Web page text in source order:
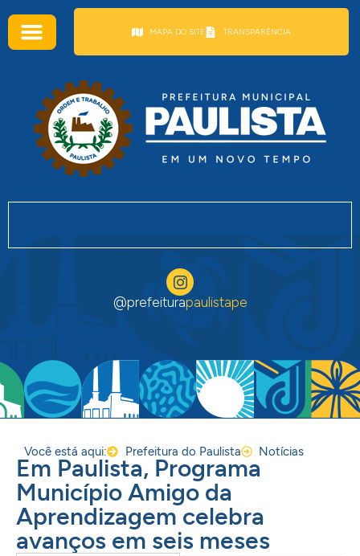
MAPA DO SITE TRANSPARÊNCIA
@prefeiturapaulistape
Você está aqui: Prefeitura do Paulista Notícias
Em Paulista, Programa
Município Amigo da
Aprendizagem celebra
avanços em seis meses